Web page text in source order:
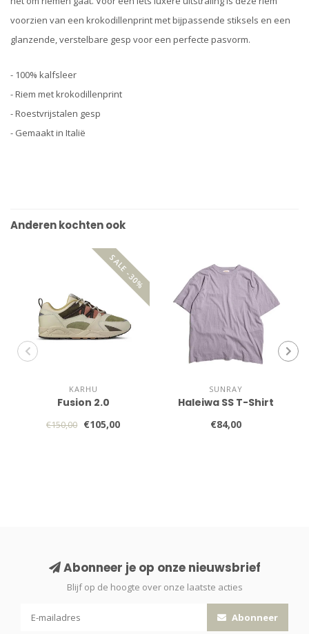
voorzien van een krokodillenprint met bijpassende stiksels en een
glanzende, verstelbare gesp voor een perfecte pasvorm.
- 100% kalfsleer
- Riem met krokodillenprint
- Roestvrijstalen gesp
- Gemaakt in Italië
Anderen kochten ook
SALE -30%
KARHU
Fusion 2.0
€150,00 €105,00
SUNRAY
Haleiwa SS T-Shirt
€84,00
Abonneer je op onze nieuwsbrief
Blijf op de hoogte over onze laatste acties
Abonneer